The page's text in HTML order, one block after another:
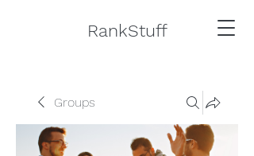
RankStuff
Groups